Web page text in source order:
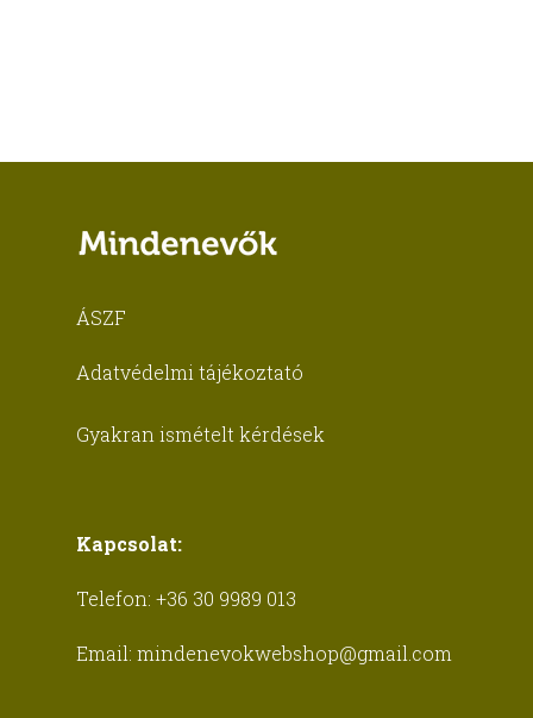
ÁSZF
Adatvédelmi tájékoztató
Gyakran ismételt kérdések
Kapcsolat:
Telefon: +36 30 9989 013
Email: mindenevokwebshop@gmail.com